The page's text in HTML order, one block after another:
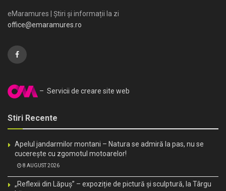
eMaramures | Știri și informații la zi
office@emaramures.ro
– Servicii de creare site web
Stiri Recente
Apelul jandarmilor montani – Natura se admiră la pas, nu se
cucerește cu zgomotul motoarelor!
8 AUGUST 2026
„Reflexii din Lăpuș” – expoziție de pictură și sculptură, la Târgu